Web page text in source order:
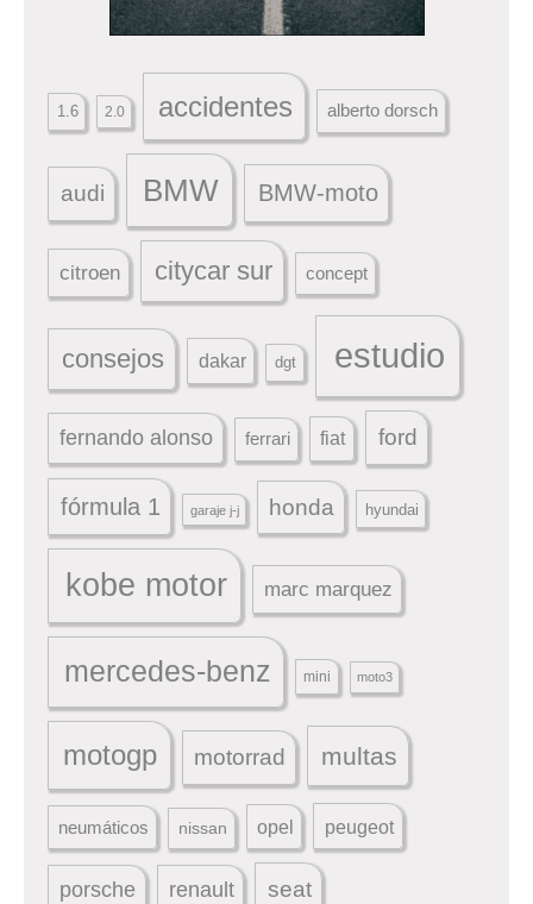
1.6 2.0 accidentes alberto dorsch
audi BMW BMW-moto
citroen citycar sur concept
consejos dakar dgt estudio
fernando alonso ferrari fiat ford
fórmula 1 garaje j-j honda hyundai
kobe motor marc marquez
mercedes-benz mini moto3
motogp motorrad multas
neumáticos nissan opel peugeot
porsche renault seat